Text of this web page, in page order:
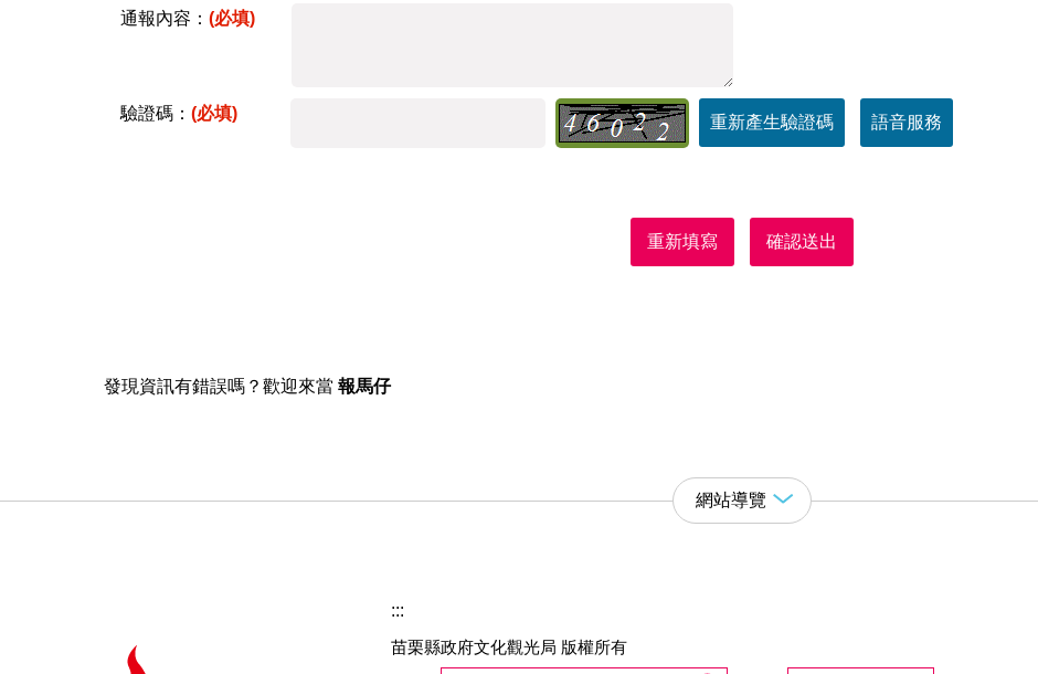
通報內容：(必填)
驗證碼：(必填) 重新產生驗證碼 語音服務
重新填寫 確認送出
發現資訊有錯誤嗎？歡迎來當報馬仔
網站導覽
:::
苗栗縣政府文化觀光局 版權所有